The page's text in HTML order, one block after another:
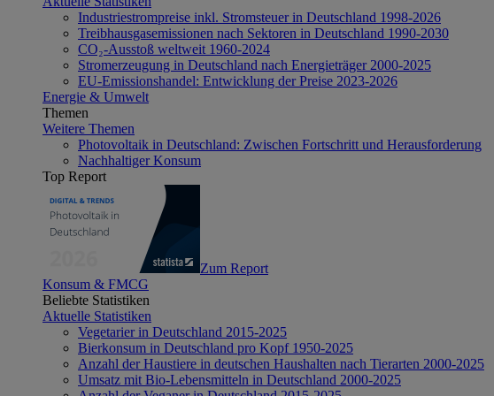
Industriestrompreise inkl. Stromsteuer in Deutschland 1998-2026
Treibhausgasemissionen nach Sektoren in Deutschland 1990-2030
CO₂-Ausstoß weltweit 1960-2024
Stromerzeugung in Deutschland nach Energieträger 2000-2025
EU-Emissionshandel: Entwicklung der Preise 2023-2026
Energie & Umwelt
Themen
Weitere Themen
Photovoltaik in Deutschland: Zwischen Fortschritt und Herausforderung
Nachhaltiger Konsum
Top Report
Zum Report
Konsum & FMCG
Beliebte Statistiken
Aktuelle Statistiken
Vegetarier in Deutschland 2015-2025
Bierkonsum in Deutschland pro Kopf 1950-2025
Anzahl der Haustiere in deutschen Haushalten nach Tierarten 2000-2025
Umsatz mit Bio-Lebensmitteln in Deutschland 2000-2025